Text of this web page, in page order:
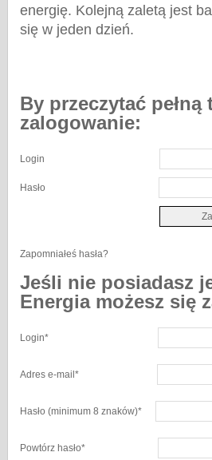
energię. Kolejną zaletą jest
się w jeden dzień.
By przeczytać
zalogowanie:
Login
Hasło
Zapomniałeś hasła?
Jeśli nie posiadasz
Energia możesz się
Login*
Adres e-mail *
Hasło (minimum 8 znaków)*
Powtórz hasło*